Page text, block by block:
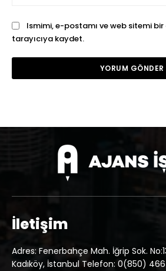
Ismimi, e-postamı ve web sitemi
tarayıcıya kaydet.
İletişim
Adres: Fenerbahçe Mah. İğrip Sok.
Kadıköy, İstanbul Telefon: 0(850)